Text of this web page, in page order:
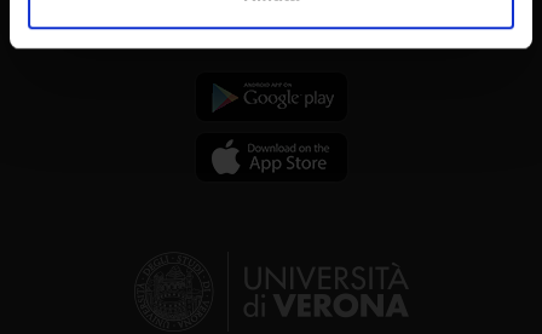
analizzare il nostro traffico. Condividiamo inoltre
nostri partner che si occupano di analisi dei dati web,
pubblicità e social media, i quali potrebbero combinarle
con altre informazioni che hai fornito loro o che hanno
raccolto dal tuo utilizzo dei loro servizi.